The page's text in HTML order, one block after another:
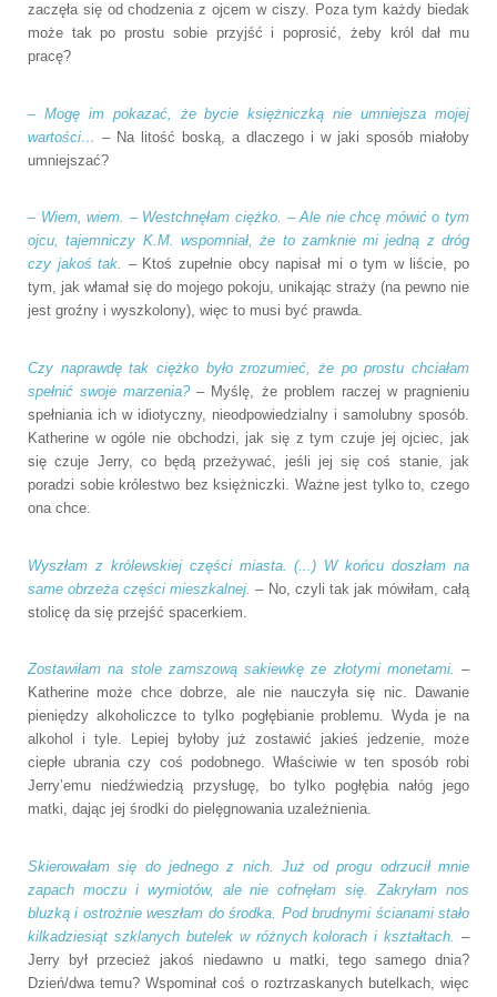
zaczęła się od chodzenia z ojcem w ciszy. Poza tym każdy biedak
może tak po prostu sobie przyjść i poprosić, żeby król dał mu
pracę?
– Mogę im pokazać, że bycie księżniczką nie umniejsza mojej
wartości… – Na litość boską, a dlaczego i w jaki sposób miałoby
umniejszać?
– Wiem, wiem. – Westchnęłam ciężko. – Ale nie chcę mówić o tym
ojcu, tajemniczy K.M. wspomniał, że to zamknie mi jedną z dróg
czy jakoś tak. – Ktoś zupełnie obcy napisał mi o tym w liście, po
tym, jak włamał się do mojego pokoju, unikając straży (na pewno nie
jest groźny i wyszkolony), więc to musi być prawda.
Czy naprawdę tak ciężko było zrozumieć, że po prostu chciałam
spełnić swoje marzenia?– Myślę, że problem raczej w pragnieniu
spełniania ich w idiotyczny, nieodpowiedzialny i samolubny sposób.
Katherine w ogóle nie obchodzi, jak się z tym czuje jej ojciec, jak
się czuje Jerry, co będą przeżywać, jeśli jej się coś stanie, jak
poradzi sobie królestwo bez księżniczki. Ważne jest tylko to, czego
ona chce.
Wyszłam z królewskiej części miasta. (...) W końcu doszłam na
same obrzeża części mieszkalnej. – No, czyli tak jak mówiłam, całą
stolicę da się przejść spacerkiem.
Zostawiłam na stole zamszową sakiewkę ze złotymi monetami. –
Katherine może chce dobrze, ale nie nauczyła się nic. Dawanie
pieniędzy alkoholiczce to tylko pogłębianie problemu. Wyda je na
alkohol i tyle. Lepiej byłoby już zostawić jakieś jedzenie, może
ciepłe ubrania czy coś podobnego. Właściwie w ten sposób robi
Jerry’emu niedźwiedzią przysługę, bo tylko pogłębia nałóg jego
matki, dając jej środki do pielęgnowania uzależnienia.
Skierowałam się do jednego z nich. Już od progu odrzucił mnie
zapach moczu i wymiotów, ale nie cofnęłam się. Zakryłam nos
bluzką i ostrożnie weszłam do środka. Pod brudnymi ścianami stało
kilkadziesiąt szklanych butelek w różnych kolorach i kształtach. –
Jerry był przecież jakoś niedawno u matki, tego samego dnia?
Dzień/dwa temu? Wspominał coś o roztrzaskanych butelkach, więc